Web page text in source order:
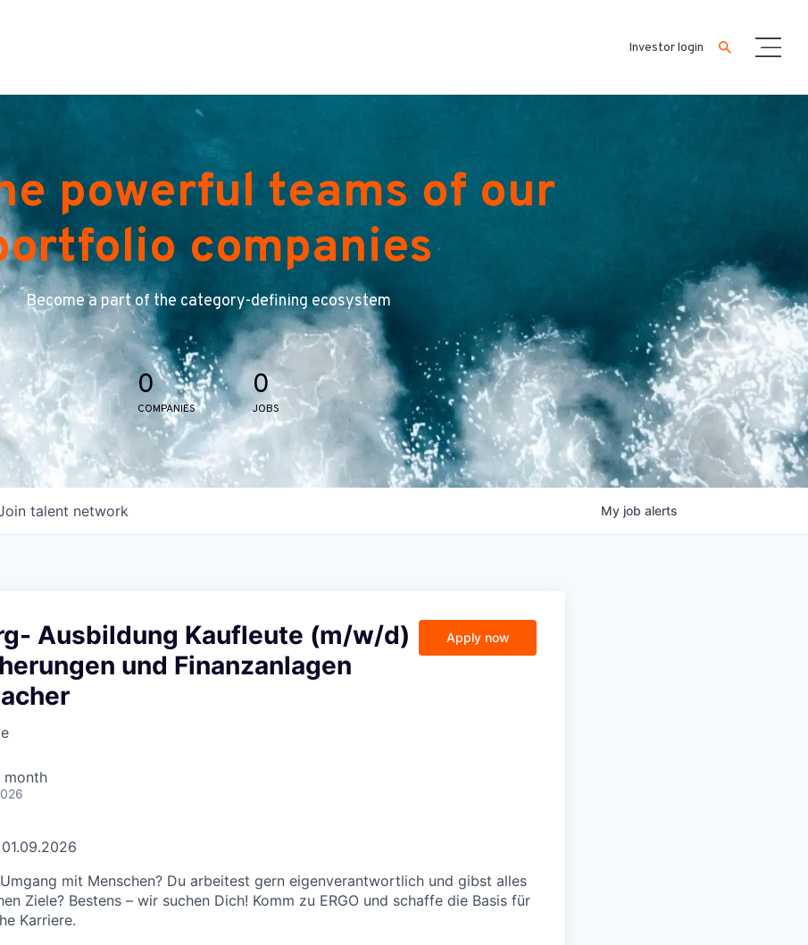
Investor login
powerful teams of our
companies
Become a part of the category-defining ecosystem
0
COMPANIES
0
JOBS
talent network My job alerts
Ausbildung Kaufleute (m/w/d)
und Finanzanlagen
month
Apply now
mit Menschen? Du arbeitest gern eigenverantwortlich und gibst alles
Ziele? Bestens – wir suchen Dich! Komm zu ERGO und schaffe die Basis für
Karriere.